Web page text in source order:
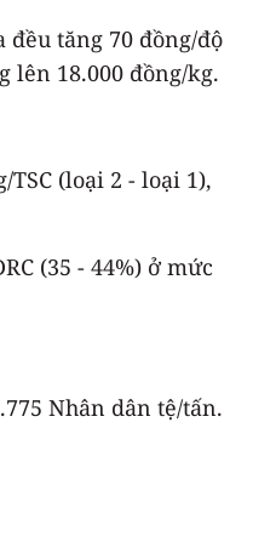
tăng 70 đồng/độ
lên 18.000 đồng/kg.
(loại 2 - loại 1),
(35 - 44%) ở mức
Nhân dân tệ/tấn.